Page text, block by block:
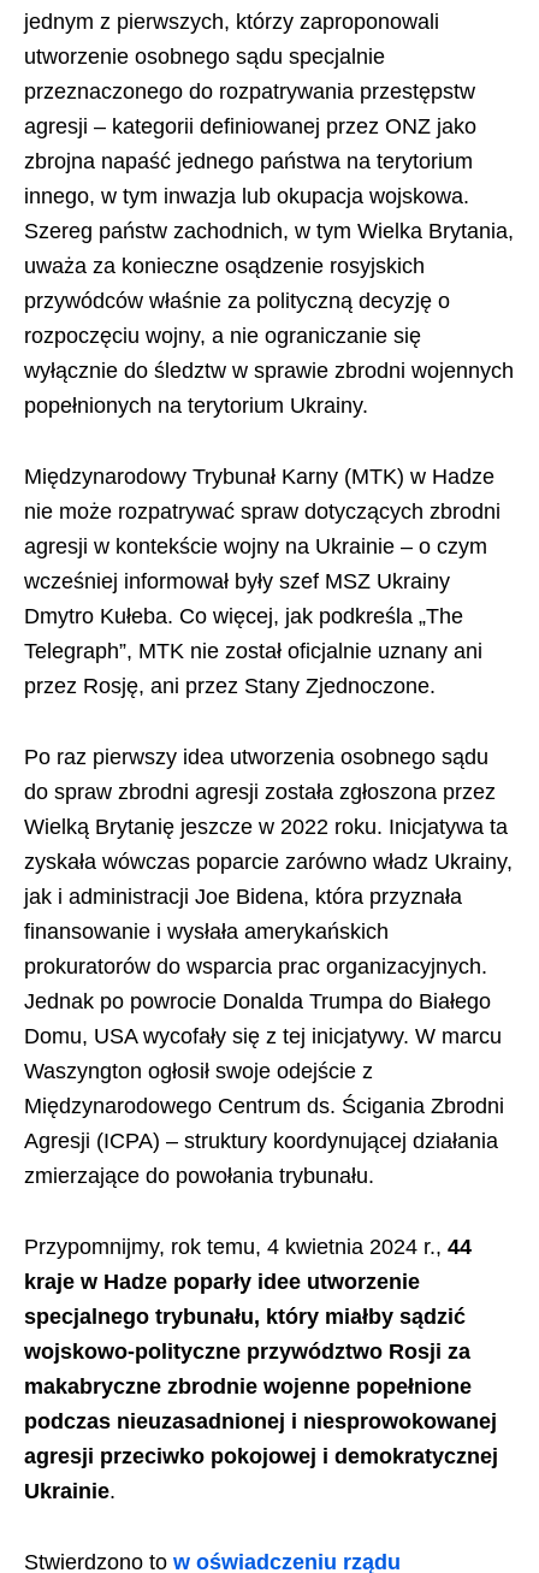
jednym z pierwszych, którzy zaproponowali
utworzenie osobnego sądu specjalnie
przeznaczonego do rozpatrywania przestępstw
agresji – kategorii definiowanej przez ONZ jako
zbrojna napaść jednego państwa na terytorium
innego, w tym inwazja lub okupacja wojskowa.
Szereg państw zachodnich, w tym Wielka Brytania,
uważa za konieczne osądzenie rosyjskich
przywódców właśnie za polityczną decyzję o
rozpoczęciu wojny, a nie ograniczanie się
wyłącznie do śledztw w sprawie zbrodni wojennych
popełnionych na terytorium Ukrainy.
Międzynarodowy Trybunał Karny (MTK) w Hadze
nie może rozpatrywać spraw dotyczących zbrodni
agresji w kontekście wojny na Ukrainie – o czym
wcześniej informował były szef MSZ Ukrainy
Dmytro Kułeba. Co więcej, jak podkreśla „The
Telegraph”, MTK nie został oficjalnie uznany ani
przez Rosję, ani przez Stany Zjednoczone.
Po raz pierwszy idea utworzenia osobnego sądu
do spraw zbrodni agresji została zgłoszona przez
Wielką Brytanię jeszcze w 2022 roku. Inicjatywa ta
zyskała wówczas poparcie zarówno władz Ukrainy,
jak i administracji Joe Bidena, która przyznała
finansowanie i wysłała amerykańskich
prokuratorów do wsparcia prac organizacyjnych.
Jednak po powrocie Donalda Trumpa do Białego
Domu, USA wycofały się z tej inicjatywy. W marcu
Waszyngton ogłosił swoje odejście z
Międzynarodowego Centrum ds. Ścigania Zbrodni
Agresji (ICPA) – struktury koordynującej działania
zmierzające do powołania trybunału.
Przypomnijmy, rok temu, 4 kwietnia 2024 r., 44
kraje w Hadze poparły idee utworzenie
specjalnego trybunału, który miałby sądzić
wojskowo-polityczne przywództwo Rosji za
makabryczne zbrodnie wojenne popełnione
podczas nieuzasadnionej i niesprowokowanej
agresji przeciwko pokojowej i demokratycznej
Ukrainie.
Stwierdzono to w oświadczeniu rządu